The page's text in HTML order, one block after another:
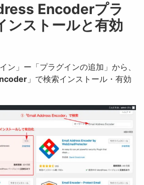
Encoderプラ
ンストールと有効
ン」ー「プラグインの追加」から、
」で検索インストール・有効